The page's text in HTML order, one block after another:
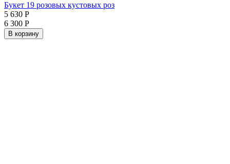
Букет 19 розовых кустовых роз
5 630 Р
6 300 Р
В корзину